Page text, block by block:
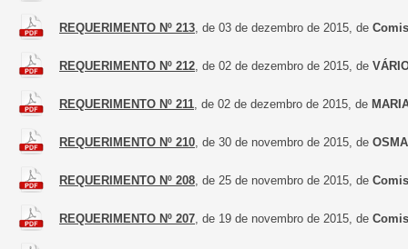
REQUERIMENTO Nº 213, de 03 de dezembro de 2015, de
REQUERIMENTO Nº 212, de 02 de dezembro de 2015, de
REQUERIMENTO Nº 211, de 02 de dezembro de 2015, de
REQUERIMENTO Nº 210, de 30 de novembro de 2015, de
REQUERIMENTO Nº 208, de 25 de novembro de 2015, de
REQUERIMENTO Nº 207, de 19 de novembro de 2015, de